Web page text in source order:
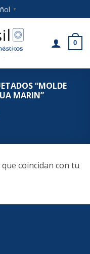
▼
0
“MOLDE
MARIN”
coincidan con tu